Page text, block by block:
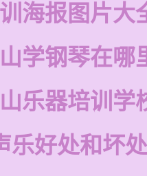
海报图片大
学钢琴在哪
乐器培训学
乐好处和坏处